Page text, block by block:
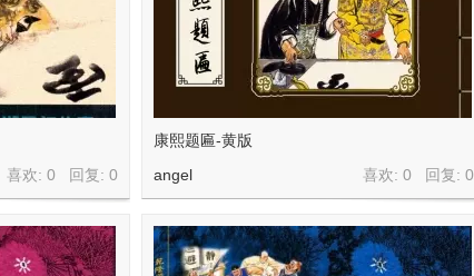
喜欢: 0 回复:0
康熙题匾-黄版
喜欢: 0 回复:0
angel